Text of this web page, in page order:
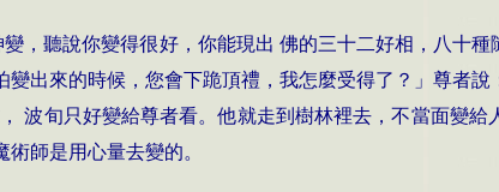
，聽說你變得很好，你能現出 佛的三十二好相，八十
出來的時候，您會下跪頂禮，我怎麼受得了？」 尊者說
波旬只好變給尊者看。他就走到樹林裡去，不當面變給
師是用心量去變的。